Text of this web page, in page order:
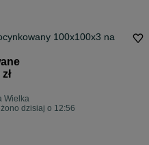
100x100x3 na
Wielka
dzisiaj o 12:56